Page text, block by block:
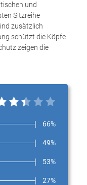
und
Sitzreihe
zusätzlich
schützt die Köpfe
zeigen die
66%
49%
53%
27%